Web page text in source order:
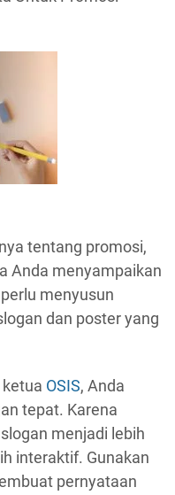
tentang promosi,
Anda menyampaikan
menyusun
dan poster yang
OSIS, Anda
tepat. Karena
menjadi lebih
interaktif. Gunakan
pernyataan